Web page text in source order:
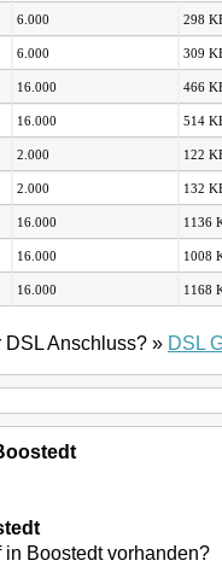
6.000 298
6.000 309
16.000 466
16.000 514
2.000 122
2.000 132
16.000 1136
16.000 1008
16.000 1168
Anschluss? » DSL
in Boostedt vorhanden?